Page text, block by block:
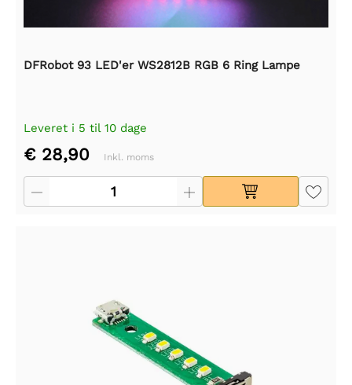
DFRobot 93 LED'er WS2812B RGB 6 Ring Lampe
Leveret i 5 til 10 dage
€ 28,90 Inkl. moms